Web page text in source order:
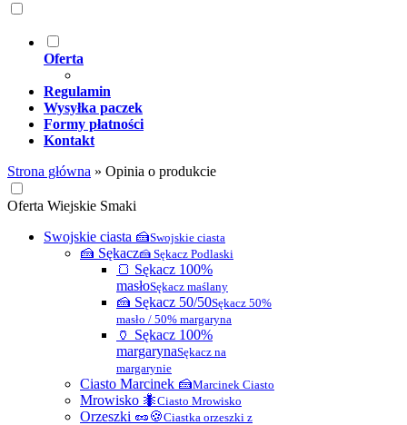
Oferta
Regulamin
Wysyłka paczek
Formy płatności
Kontakt
Strona główna » Opinia o produkcie
Oferta Wiejskie Smaki
Swojskie ciasta 🍰Swojskie ciasta
🍰 Sękacz🍰 Sękacz Podlaski
🍞 Sękacz 100%
masłoSękacz maślany
🍰 Sękacz 50/50Sękacz 50%
masło / 50% margaryna
🏺 Sękacz 100%
margarynaSękacz na
margarynie
Ciasto Marcinek 🍰Marcinek Ciasto
Mrowisko 🐜Ciasto Mrowisko
Orzeszki 🥜🍪Ciastka orzeszki z